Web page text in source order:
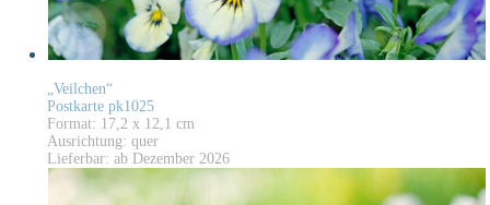
„Veilchen“
Postkarte pk1025
Format: 17,2 x 12,1 cm
Ausrichtung: quer
Lieferbar: ab Dezember 2026